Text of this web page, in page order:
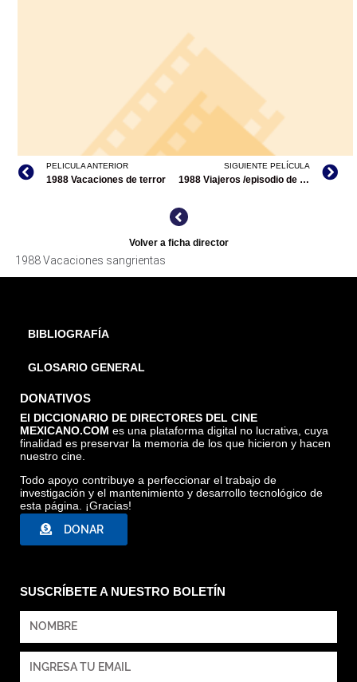
PELICULA ANTERIOR
1988 Vacaciones de terror
SIGUIENTE PELÍCULA
1988 Viajeros /episodio de Historias de ciudad
Volver a ficha director
1988 Vacaciones sangrientas
BIBLIOGRAFÍA
GLOSARIO GENERAL
DONATIVOS
El DICCIONARIO DE DIRECTORES DEL CINE
MEXICANO.COM es una plataforma digital no lucrativa, cuya
finalidad es preservar la memoria de los que hicieron y hacen
nuestro cine.
Todo apoyo contribuye a perfeccionar el trabajo de
investigación y el mantenimiento y desarrollo tecnológico de
esta página. ¡Gracias!
DONAR
SUSCRÍBETE A NUESTRO BOLETÍN